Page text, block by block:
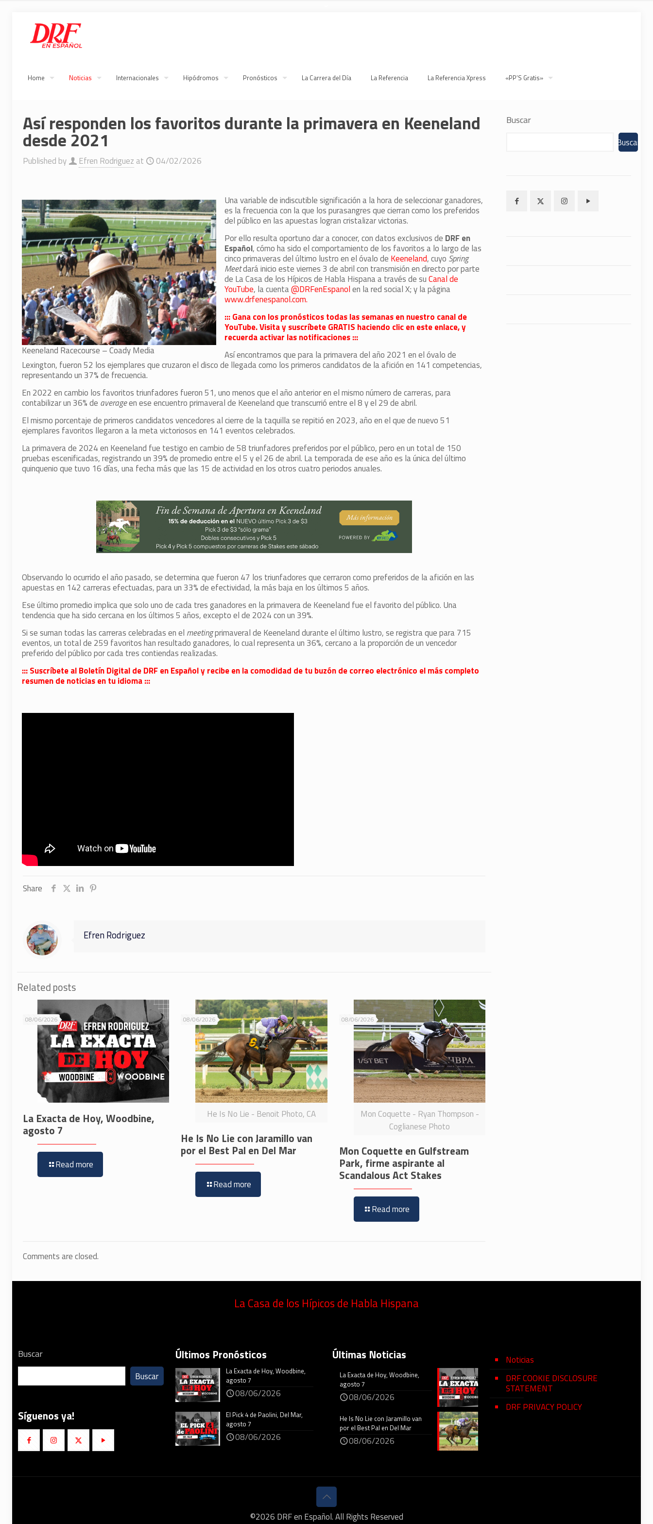
Home Noticias Internacionales Hipódromos Pronósticos La Carrera del Día La Referencia La Referencia Xpress «PP’S Gratis»
Así responden los favoritos durante la primavera en Keeneland
desde 2021
Published by Efren Rodriguez at 04/02/2026
Keeneland Racecourse – Coady Media
Una variable de indiscutible significación a la hora de seleccionar ganadores,
es la frecuencia con la que los purasangres que cierran como los preferidos
del público en las apuestas logran cristalizar victorias.
Por ello resulta oportuno dar a conocer, con datos exclusivos de DRF en
Español, cómo ha sido el comportamiento de los favoritos a lo largo de las
cinco primaveras del último lustro en el óvalo de Keeneland, cuyo Spring
Meetdará inicio este viernes 3 de abril con transmisión en directo por parte
de La Casa de los Hípicos de Habla Hispana a través de suCanal de
YouTube, la cuenta@DRFenEspanolen la red social X; y la página
www.drfenespanol.com.
::: Gana con los pronósticos todas las semanas en nuestro canal de
YouTube. Visita y suscríbete GRATIS haciendo clic en este enlace, y
recuerda activar las notificaciones :::
Así encontramos que para la primavera del año 2021 en el óvalo de
Lexington, fueron 52 los ejemplares que cruzaron el disco de llegada como los primeros candidatos de la afición en 141 competencias,
representando un 37% de frecuencia.
En 2022 en cambio los favoritos triunfadores fueron 51, uno menos que el año anterior en el mismo número de carreras, para
contabilizar un 36% de averageen ese encuentro primaveral de Keeneland que transcurrió entre el 8 y el 29 de abril.
El mismo porcentaje de primeros candidatos vencedores al cierre de la taquilla se repitió en 2023, año en el que de nuevo 51
ejemplares favoritos llegaron a la meta victoriosos en 141 eventos celebrados.
La primavera de 2024 en Keeneland fue testigo en cambio de 58 triunfadores preferidos por el público, pero en un total de 150
pruebas escenificadas, registrando un 39% de promedio entre el 5 y el 26 de abril. La temporada de ese año es la única del último
quinquenio que tuvo 16 días, una fecha más que las 15 de actividad en los otros cuatro periodos anuales.
Observando lo ocurrido el año pasado, se determina que fueron 47 los triunfadores que cerraron como preferidos de la afición en las
apuestas en 142 carreras efectuadas, para un 33% de efectividad, la más baja en los últimos 5 años.
Ese último promedio implica que solo uno de cada tres ganadores en la primavera de Keeneland fue el favorito del público. Una
tendencia que ha sido cercana en los últimos 5 años, excepto el de 2024 con un 39%.
Si se suman todas las carreras celebradas en el meetingprimaveral de Keeneland durante el último lustro, se registra que para 715
eventos, un total de 259 favoritos han resultado ganadores, lo cual representa un 36%, cercano a la proporción de un vencedor
preferido del público por cada tres contiendas realizadas.
::: Suscríbete al Boletín Digital de DRF en Español y recibe en la comodidad de tu buzón de correo electrónico el más completo
resumen de noticias en tu idioma :::
Share
Efren Rodriguez
Related posts
08/06/2026
La Exacta de Hoy, Woodbine,
agosto 7
Read more
He Is No Lie - Benoit Photo, CA
08/06/2026
He Is No Lie con Jaramillo van
por el Best Pal en Del Mar
Read more
Mon Coquette - Ryan Thompson -
Coglianese Photo
08/06/2026
Mon Coquette en Gulfstream
Park, firme aspirante al
Scandalous Act Stakes
Read more
Comments are closed.
Buscar
Buscar
La Casa de los Hípicos de Habla Hispana
Buscar
Buscar
Síguenos ya!
Últimos Pronósticos
La Exacta de Hoy, Woodbine,
agosto 7
08/06/2026
El Pick 4 de Paolini, Del Mar,
agosto 7
08/06/2026
Últimas Noticias
La Exacta de Hoy, Woodbine,
agosto 7
08/06/2026
He Is No Lie con Jaramillo van
por el Best Pal en Del Mar
08/06/2026
Noticias
DRF COOKIE DISCLOSURE
STATEMENT
DRF PRIVACY POLICY
©2026 DRF en Español. All Rights Reserved